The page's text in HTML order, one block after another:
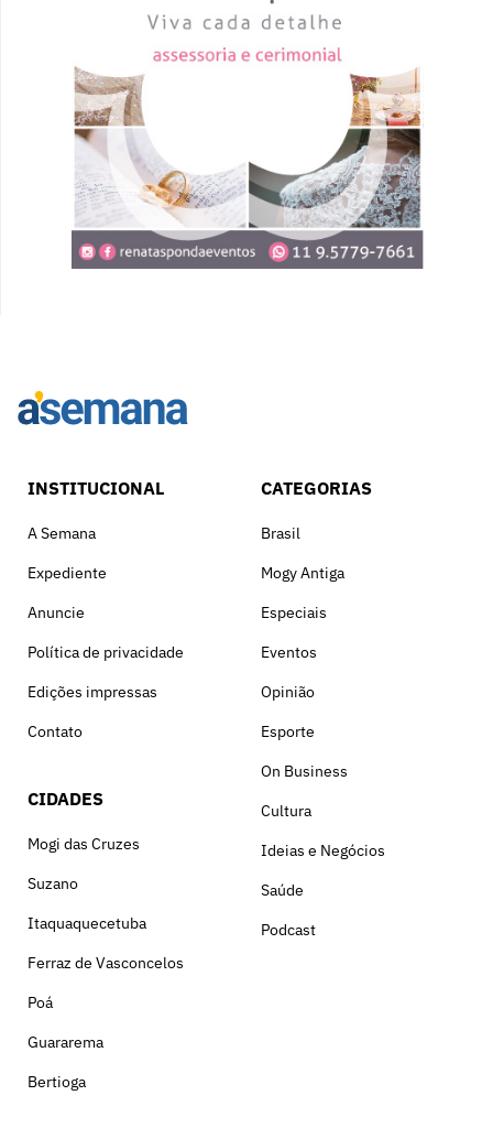
INSTITUCIONAL
A Semana
Expediente
Anuncie
Política de privacidade
Edições impressas
Contato
CIDADES
Mogi das Cruzes
Suzano
Itaquaquecetuba
Ferraz de Vasconcelos
Poá
Guararema
Bertioga
CATEGORIAS
Brasil
Mogy Antiga
Especiais
Eventos
Opinião
Esporte
On Business
Cultura
Ideias e Negócios
Saúde
Podcast